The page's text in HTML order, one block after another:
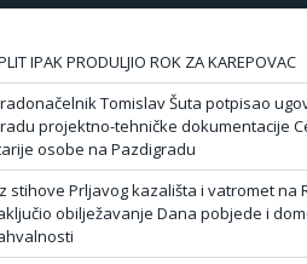
IPAK PRODULJIO ROK ZA KAREPOVAC
Tomislav Šuta potpisao
projektno-tehničke dokumentacije
osobe na Pazdigradu
stihove Prljavog kazališta i vatromet na
obilježavanje Dana pobjede i